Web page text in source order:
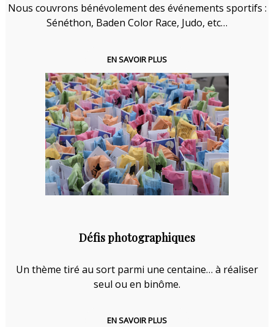
Nous couvrons bénévolement des événements sportifs :
Sénéthon, Baden Color Race, Judo, etc…
EN SAVOIR PLUS
Défis photographiques
Un thème tiré au sort parmi une centaine… à réaliser
seul ou en binôme.
EN SAVOIR PLUS